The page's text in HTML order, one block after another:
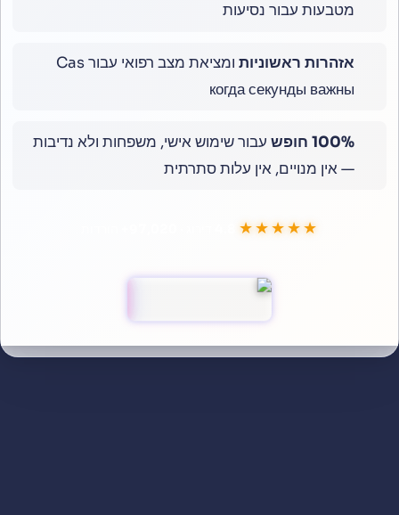
מטבעות עבור נסיעות
אזהרות ראשוניות
ומציאת מצב רפואי עבור Cas
когда секунды важны
100% חופש
עבור שימוש אישי, משפחות ולא נדיבות
— אין מנויים, אין עלות סתרתית
★★★★★
4.8